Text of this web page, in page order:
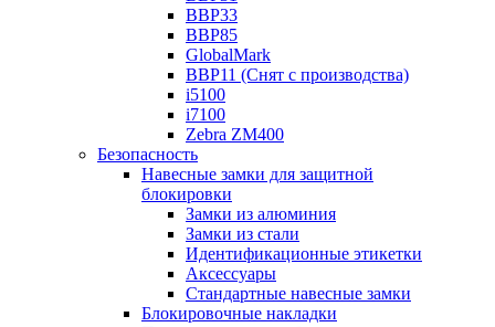
BBP33
BBP85
GlobalMark
BBP11 (Снят с производства)
i5100
i7100
Zebra ZM400
Безопасность
Навесные замки для защитной
блокировки
Замки из алюминия
Замки из стали
Идентификационные этикетки
Аксессуары
Стандартные навесные замки
Блокировочные накладки